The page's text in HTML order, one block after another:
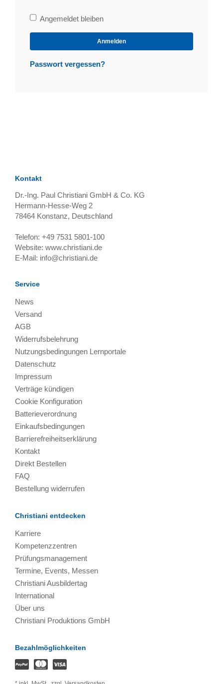
Bleibe
angemeldet
Angemeldet bleiben
Anmelden
Passwort vergessen?
Kontakt
Dr.-Ing. Paul Christiani GmbH & Co. KG
Hermann-Hesse-Weg 2
78464 Konstanz, Deutschland
Telefon: +49 7531 5801-100
Website: www.christiani.de
E-Mail: info@christiani.de
Service
News
Versand
AGB
Widerrufsbelehrung
Nutzungsbedingungen Lernportale
Datenschutz
Impressum
Verträge kündigen
Cookie Konfiguration
Batterieverordnung
Einkaufsbedingungen
Barrierefreiheitserklärung
Kontakt
Direkt Bestellen
FAQ
Bestellung widerrufen
Christiani entdecken
Karriere
Kompetenzzentren
Prüfungsmanagement
Termine, Events, Messen
Christiani Ausbildertag
International
Über uns
Christiani Produktions GmbH
Bezahlmöglichkeiten